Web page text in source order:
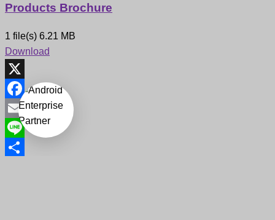
Products Brochure
1 file(s) 6.21 MB
Download
X
Facebook
Email
Line